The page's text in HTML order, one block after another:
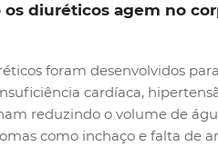
os diuréticos agem no
foram desenvolvidos
cardíaca,
reduzindo o volume de
como inchaço e falta de